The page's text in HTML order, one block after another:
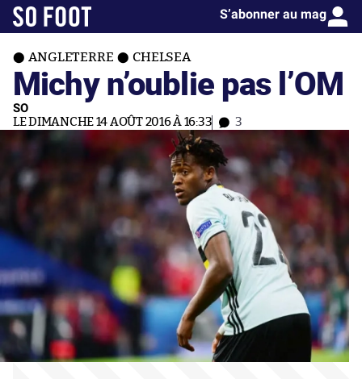
S’abonner au mag
ANGLETERRE CHELSEA
Michy n’oublie pas l’OM
SO
LE DIMANCHE 14 AOÛT 2016 À 16:33 3